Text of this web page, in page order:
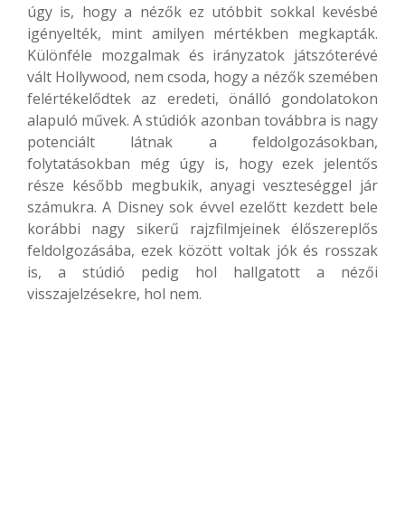
úgy is, hogy a nézők ez utóbbit sokkal kevésbé
igényelték, mint amilyen mértékben megkapták.
Különféle mozgalmak és irányzatok játszóterévé
vált Hollywood, nem csoda, hogy a nézők szemében
felértékelődtek az eredeti, önálló gondolatokon
alapuló művek. A stúdiók azonban továbbra is nagy
potenciált látnak a feldolgozásokban,
folytatásokban még úgy is, hogy ezek jelentős
része később megbukik, anyagi veszteséggel jár
számukra. A Disney sok évvel ezelőtt kezdett bele
korábbi nagy sikerű rajzfilmjeinek élőszereplős
feldolgozásába, ezek között voltak jók és rosszak
is, a stúdió pedig hol hallgatott a nézői
visszajelzésekre, hol nem.